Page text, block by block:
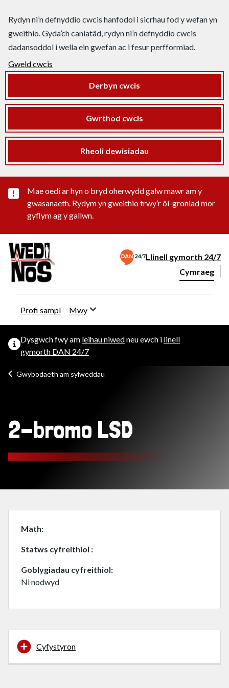
Rydyn ni’n defnyddio cwcis hanfodol i sicrhau fod y wefan yn
gweithio. Gyda’ch caniatâd, rydyn ni’n defnyddio cwcis
dadansoddol i wella ein gwefan ac i fesur perfformiad.
Gweld cwcis
Derbyn cwcis
Gwrthod cwcis
Rheoli dewisiadau
Rhybudd sylwedd pwysig
Mae oedi ar hyn o bryd oherwydd galw mawr am y
gwasanaeth. Rydym yn gweithio trwy’r ôl-groniad mor
gyflym ag y gallwn.
Llinell gymorth 24/7
Newid iaith y
Cymraeg
Profi sampl Mwy
Dysgwch fwy am leihau niwedneu ewch i linell
gymorth DAN 24/7
Gwybodaeth am sylweddau
2-bromo LSD
Math
Statws cyfreithiol
Goblygiadau cyfreithiol
Ni nodwyd
Cyfystyron